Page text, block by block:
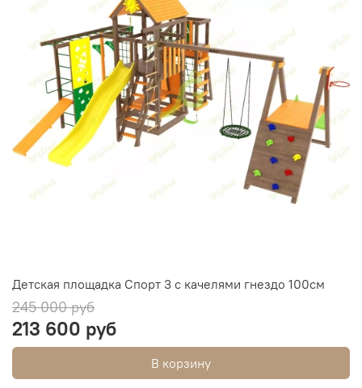
Детская площадка Спорт 3 с качелями гнездо 100см
245 000 руб
213 600 руб
В корзину